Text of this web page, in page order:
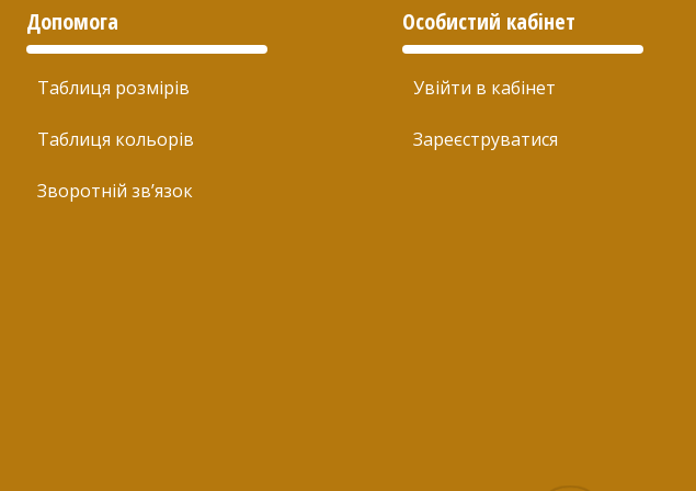
Допомога
Таблиця розмірів
Таблиця кольорів
Зворотній зв’язок
Особистий кабінет
Увійти в кабінет
Зареєструватися